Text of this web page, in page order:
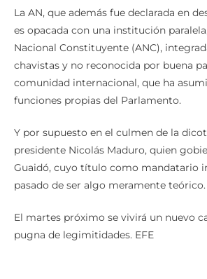
es opacada con una institución
Nacional Constituyente (ANC),
chavistas y no reconocida por buena
comunidad internacional, que ha
funciones propias del Parlamento.
presidente Nicolás Maduro, quien
Guaidó, cuyo título como mandatario
pasado de ser algo meramente teórico.
pugna de legimitidades. EFE